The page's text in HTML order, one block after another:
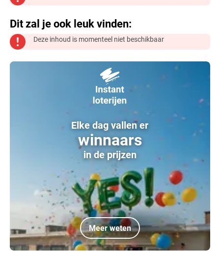
Dit zal je ook leuk vinden:
Deze inhoud is momenteel niet beschikbaar
Elke dag vallen er
winnaars
in de prijzen
Meer weten